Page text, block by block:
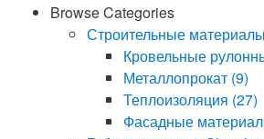
товар
имеет
несколько
вариаций.
Browse Categories
Строительные материалы
Кровельные
Металлопрокат (9)
Теплоизоляция (27)
Фасадные